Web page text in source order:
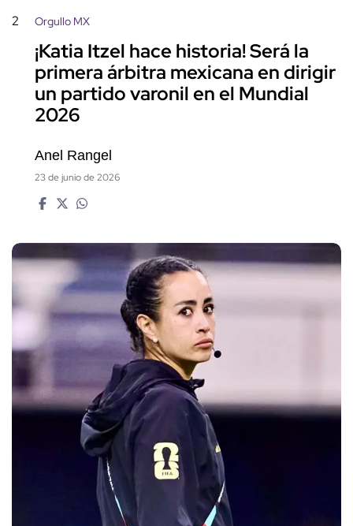
2 Orgullo MX
¡Katia Itzel hace historia! Será la
primera árbitra mexicana en dirigir
un partido varonil en el Mundial
2026
Anel Rangel
23 de junio de 2026